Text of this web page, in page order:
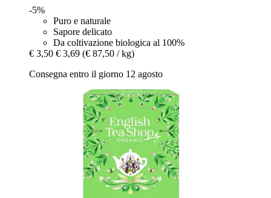
-5%
Puro e naturale
Sapore delicato
Da coltivazione biologica al 100%
€ 3,50 € 3,69 (€ 87,50 / kg)
Consegna entro il giorno 12 agosto